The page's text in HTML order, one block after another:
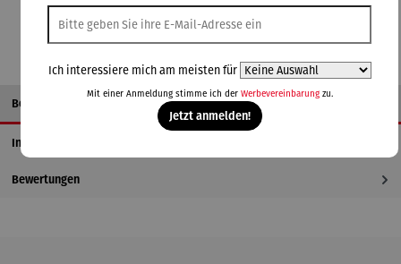
Beschreibung
Informationen zum Hersteller
Bewertungen
Ich interessiere mich am meisten für
Mit einer Anmeldung stimme ich der Werbevereinbarungzu.
Jetzt anmelden!